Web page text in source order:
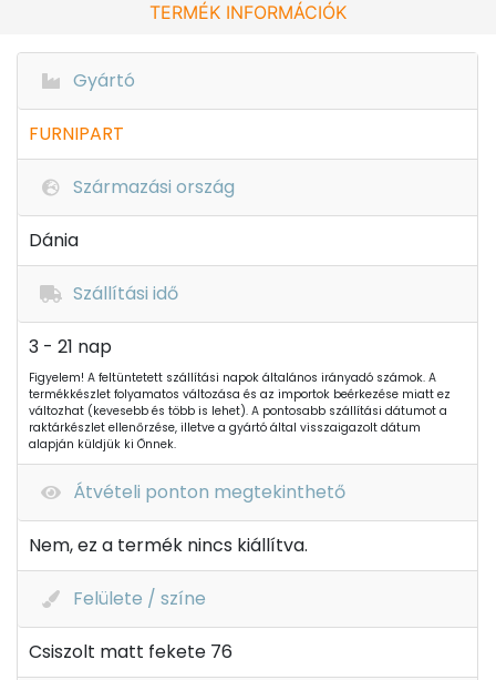
TERMÉK INFORMÁCIÓK
Gyártó
FURNIPART
Származási ország
Dánia
Szállítási idő
3 - 21 nap
Figyelem! A feltüntetett szállítási napok általános irányadó számok. A
termékkészlet folyamatos változása és az importok beérkezése miatt ez
változhat (kevesebb és több is lehet). A pontosabb szállítási dátumot a
raktárkészlet ellenőrzése, illetve a gyártó által visszaigazolt dátum
alapján küldjük ki Önnek.
Átvételi ponton megtekinthető
Nem, ez a termék nincs kiállítva.
Felülete / színe
Csiszolt matt fekete 76